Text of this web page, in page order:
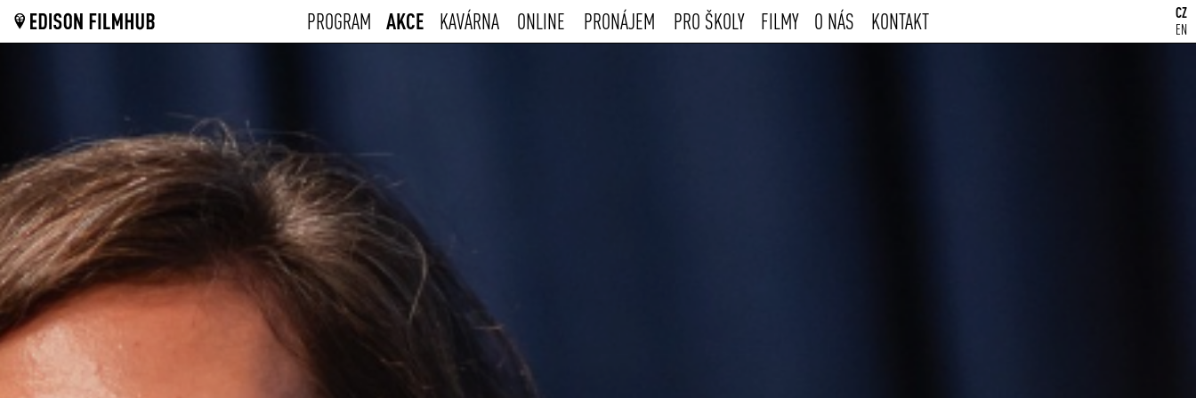
PROGRAM AKCE KAVÁRNA ONLINE PRONÁJEM PRO ŠKOLY FILMY O NÁS KONTAKT
CZ
EN